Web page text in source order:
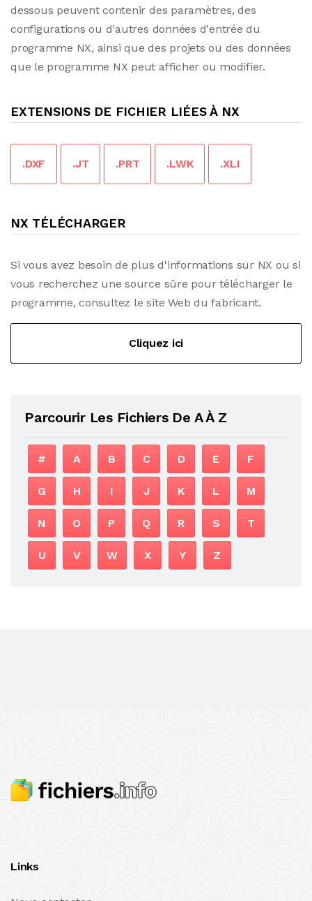
dessous peuvent contenir des paramètres, des
configurations ou d'autres données d'entrée du
programme NX, ainsi que des projets ou des données
que le programme NX peut afficher ou modifier.
EXTENSIONS DE FICHIER LIÉES À NX
.DXF .JT .PRT .LWK .XLI
NX TÉLÉCHARGER
Si vous avez besoin de plus d'informations sur NX ou si
vous recherchez une source sûre pour télécharger le
programme, consultez le site Web du fabricant.
Cliquez ici
Parcourir Les Fichiers De A À Z
# A B C D E F
G H I J K L M
N O P Q R S T
U V W X Y Z
Links